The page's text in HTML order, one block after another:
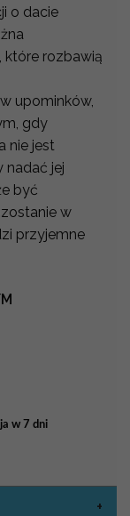
o dacie
które rozbawią
upominków,
gdy
nie jest
nadać jej
być
w
przyjemne
w 7 dni